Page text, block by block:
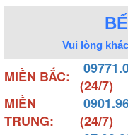
Vui lòng
MIỀN BẮC: (24/7)
MIỀN
TRUNG:
(24/7)